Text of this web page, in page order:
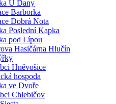
U Dany
Barborka
Dobrá Nota
Poslední Kapka
pod Lípou
Hasičárna Hlučín
Hněvošice
hospoda
ve Dvoře
Chlebičov